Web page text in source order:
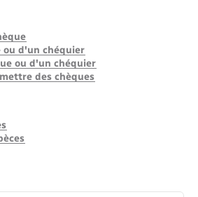
ou d'un chéquier
ou d'un chéquier
des chèques